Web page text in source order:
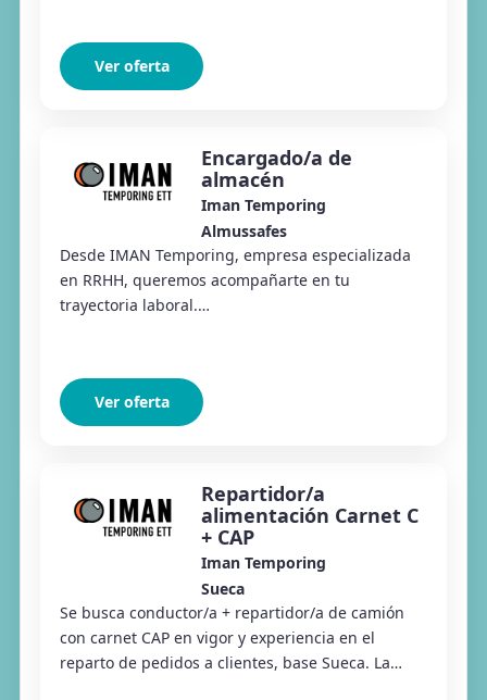
selecc...
Ver oferta
Encargado/a de
almacén
Iman Temporing
Almussafes
Desde IMAN Temporing, empresa especializada
en RRHH, queremos acompañarte en tu
trayectoria laboral.
Ver oferta
Repartidor/a
alimentación Carnet C
+ CAP
Iman Temporing
Sueca
Se busca conductor/a + repartidor/a de camión
con carnet CAP en vigor y experiencia en el
reparto de pedidos a clientes, base Sueca. La